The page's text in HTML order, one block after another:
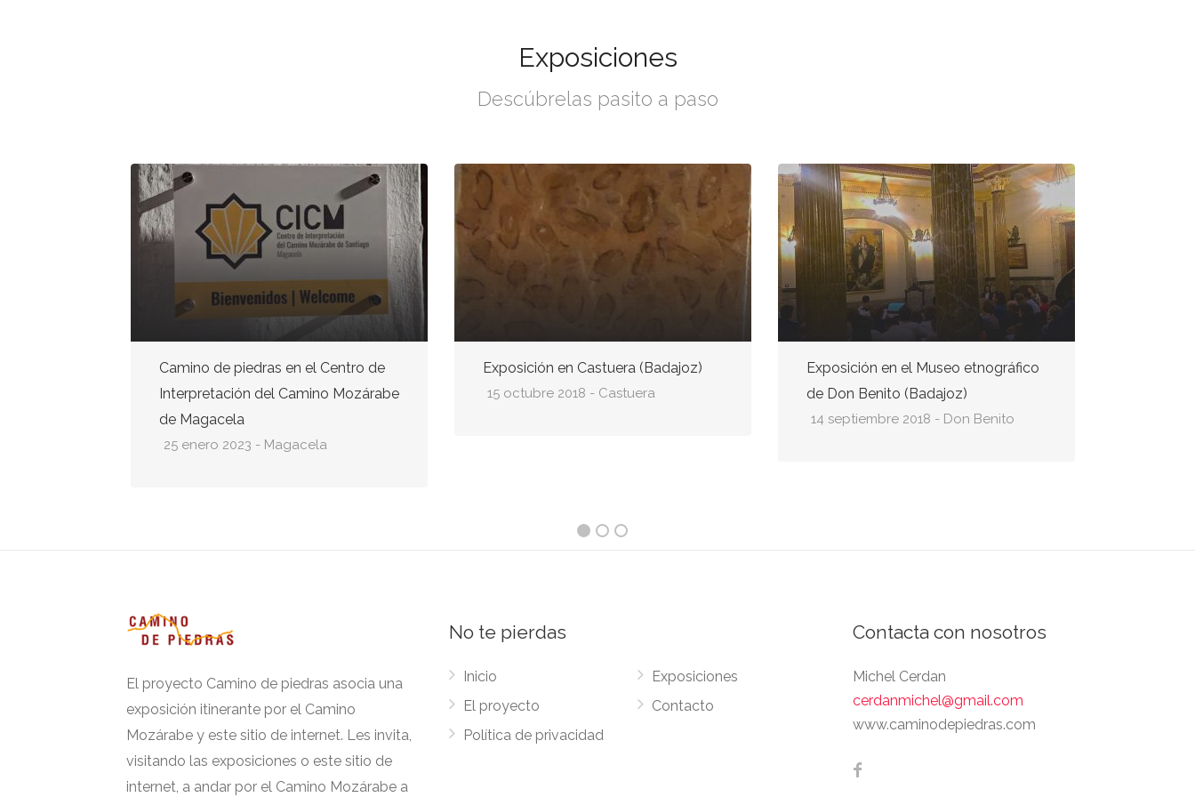
Exposiciones
Descúbrelas pasito a paso
Camino de piedras en el Centro de
Interpretación del Camino Mozárabe
de Magacela
25 enero 2023 - Magacela
Exposición en Castuera (Badajoz)
15 octubre 2018 - Castuera
Exposición en el Museo etnográfico
de Don Benito (Badajoz)
14 septiembre 2018 - Don Benito
El proyecto Camino de piedras asocia una
exposición itinerante por el Camino
Mozárabe y este sitio de internet. Les invita,
visitando las exposiciones o este sitio de
internet, a andar por el Camino Mozárabe a
No te pierdas
Inicio
El proyecto
Política de privacidad
Exposiciones
Contacto
Contacta con nosotros
Michel Cerdan
cerdanmichel@gmail.com
www.caminodepiedras.com